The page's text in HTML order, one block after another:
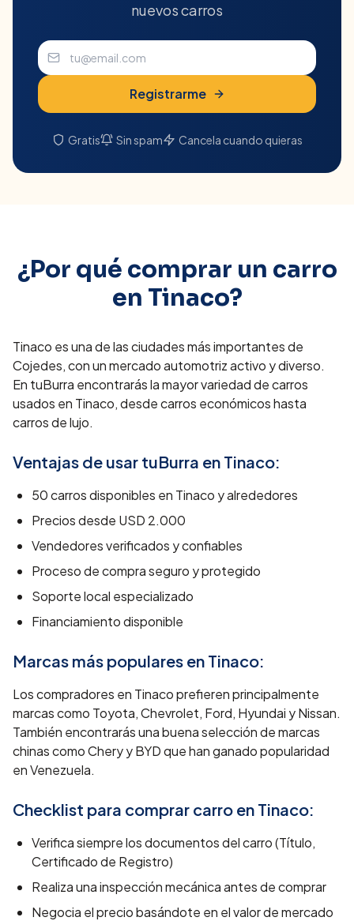
nuevos carros
Registrarme
Gratis Sin spam Cancela cuando quieras
¿Por qué comprar un carro
en Tinaco?
Tinaco es una de las ciudades más importantes de
Cojedes, con un mercado automotriz activo y diverso.
En tuBurra encontrarás la mayor variedad de carros
usados en Tinaco, desde carros económicos hasta
carros de lujo.
Ventajas de usar tuBurra en Tinaco:
50carros disponibles en Tinaco y alrededores
Precios desde USD 2.000
Vendedores verificados y confiables
Proceso de compra seguro y protegido
Soporte local especializado
Financiamiento disponible
Marcas más populares en Tinaco:
Los compradores en Tinaco prefieren principalmente
marcas como Toyota, Chevrolet, Ford, Hyundai y Nissan.
También encontrarás una buena selección de marcas
chinas como Chery y BYD que han ganado popularidad
en Venezuela.
Checklist para comprar carro en Tinaco:
Verifica siempre los documentos del carro (Título,
Certificado de Registro)
Realiza una inspección mecánica antes de comprar
Negocia el precio basándote en el valor de mercado